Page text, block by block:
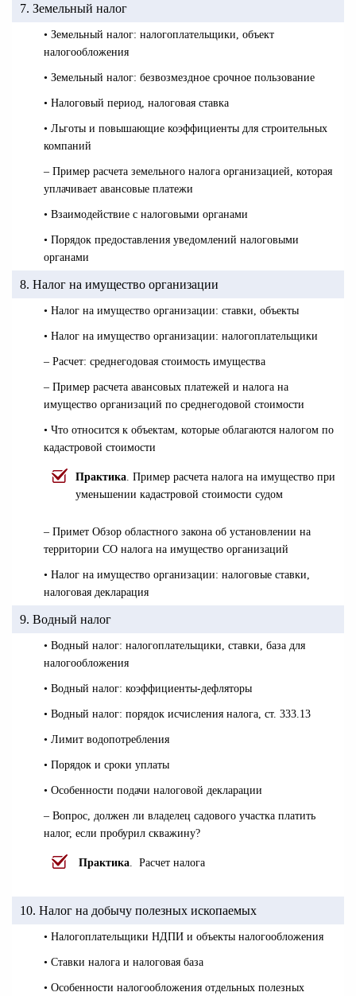
7. Земельный налог
• Земельный налог: налогоплательщики, объект
налогообложения
• Земельный налог: безвозмездное срочное пользование
• Налоговый период, налоговая ставка
• Льготы и повышающие коэффициенты для строительных
компаний
– Пример расчета земельного налога организацией, которая
уплачивает авансовые платежи
• Взаимодействие с налоговыми органами
• Порядок предоставления уведомлений налоговыми
органами
8. Налог на имущество организации
• Налог на имущество организации: ставки, объекты
• Налог на имущество организации: налогоплательщики
– Расчет: среднегодовая стоимость имущества
– Пример расчета авансовых платежей и налога на
имущество организаций по среднегодовой стоимости
• Что относится к объектам, которые облагаются налогом по
кадастровой стоимости
Практика. Пример расчета налога на имущество при
уменьшении кадастровой стоимости судом
– Примет Обзор областного закона об установлении на
территории СО налога на имущество организаций
• Налог на имущество организации: налоговые ставки,
налоговая декларация
9. Водный налог
• Водный налог: налогоплательщики, ставки, база для
налогообложения
• Водный налог: коэффициенты-дефляторы
• Водный налог: порядок исчисления налога, ст. 333.13
• Лимит водопотребления
• Порядок и сроки уплаты
• Особенности подачи налоговой декларации
– Вопрос, должен ли владелец садового участка платить
налог, если пробурил скважину?
Практика. Расчет налога
10. Налог на добычу полезных ископаемых
• Налогоплательщики НДПИ и объекты налогообложения
• Ставки налога и налоговая база
• Особенности налогообложения отдельных полезных